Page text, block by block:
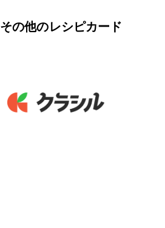
その他のレシピカード